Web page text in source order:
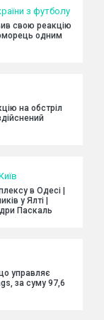
з футболу
свою реакцію
одним
на обстріл
в Одесі |
у Ялті |
Паскаль
управляє
за суму 97,6